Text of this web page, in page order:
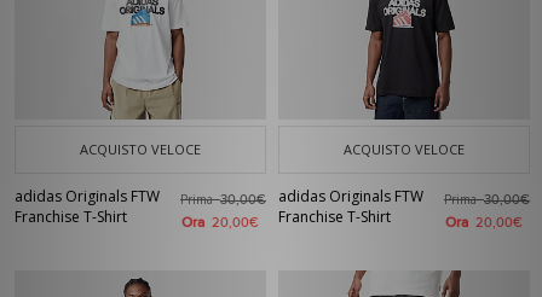
ACQUISTO VELOCE
adidas Originals FTW
Franchise T-Shirt
Prima30,00€
Ora 20,00€
ACQUISTO VELOCE
adidas Originals FTW
Franchise T-Shirt
Prima30,00€
Ora 20,00€